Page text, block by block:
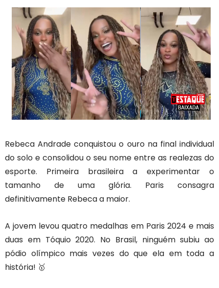
Rebeca Andrade conquistou o ouro na final individual
do solo e consolidou o seu nome entre as realezas do
esporte. Primeira brasileira a experimentar o
tamanho de uma glória. Paris consagra
definitivamente Rebeca a maior.
A jovem levou quatro medalhas em Paris 2024 e mais
duas em Tóquio 2020. No Brasil, ninguém subiu ao
pódio olímpico mais vezes do que ela em toda a
história! 🥇